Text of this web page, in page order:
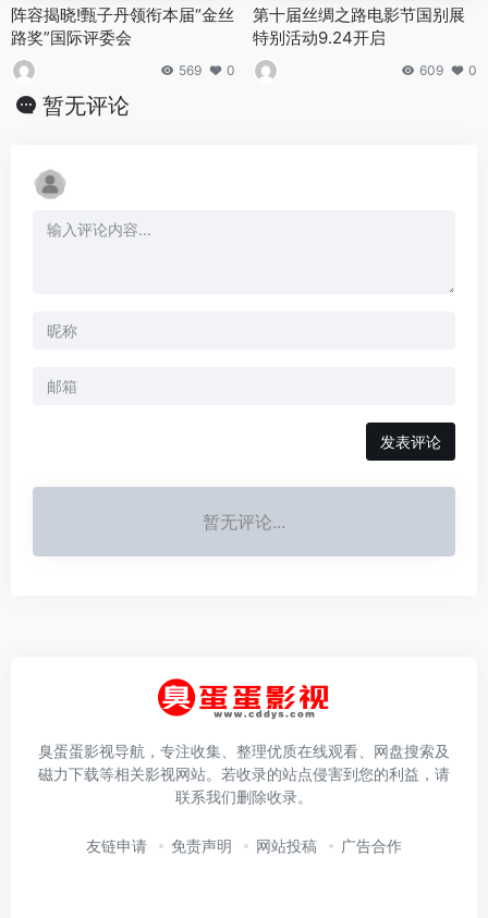
阵容揭晓!甄子丹领衔本届“金丝
路奖”国际评委会
569 0
第十届丝绸之路电影节国别展
特别活动9.24开启
609 0
暂无评论
发表评论
暂无评论...
臭蛋蛋影视导航，专注收集、整理优质在线观看、网盘搜索及
磁力下载等相关影视网站。若收录的站点侵害到您的利益，请
联系我们删除收录。
友链申请 免责声明 网站投稿 广告合作